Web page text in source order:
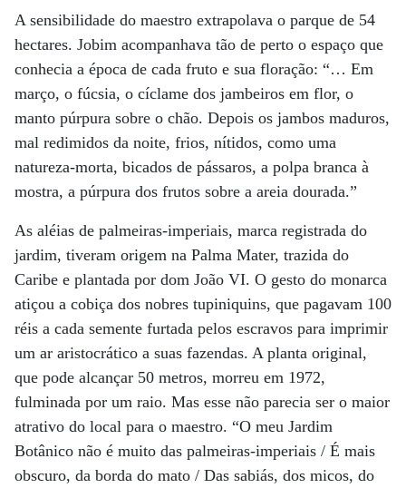
A sensibilidade do maestro extrapolava o parque de 54
hectares. Jobim acompanhava tão de perto o espaço que
conhecia a época de cada fruto e sua floração: “… Em
março, o fúcsia, o cíclame dos jambeiros em flor, o
manto púrpura sobre o chão. Depois os jambos maduros,
mal redimidos da noite, frios, nítidos, como uma
natureza-morta, bicados de pássaros, a polpa branca à
mostra, a púrpura dos frutos sobre a areia dourada.”
As aléias de palmeiras-imperiais, marca registrada do
jardim, tiveram origem na Palma Mater, trazida do
Caribe e plantada por dom João VI. O gesto do monarca
atiçou a cobiça dos nobres tupiniquins, que pagavam 100
réis a cada semente furtada pelos escravos para imprimir
um ar aristocrático a suas fazendas. A planta original,
que pode alcançar 50 metros, morreu em 1972,
fulminada por um raio. Mas esse não parecia ser o maior
atrativo do local para o maestro. “O meu Jardim
Botânico não é muito das palmeiras-imperiais / É mais
obscuro, da borda do mato / Das sabiás, dos micos, do